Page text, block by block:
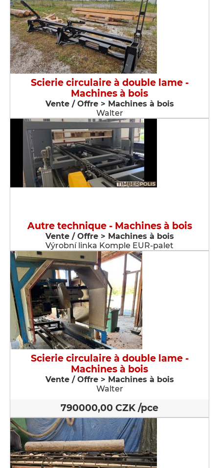
Scierie circulaire à double lame -
Machines à bois
Vente / Offre > Machines à bois
Walter
Autre technique - Machines à bois
Vente / Offre > Machines à bois
Výrobní linka Komple EUR-palet
Scierie circulaire à double lame -
Machines à bois
Vente / Offre > Machines à bois
Walter
790000,00 CZK /pce